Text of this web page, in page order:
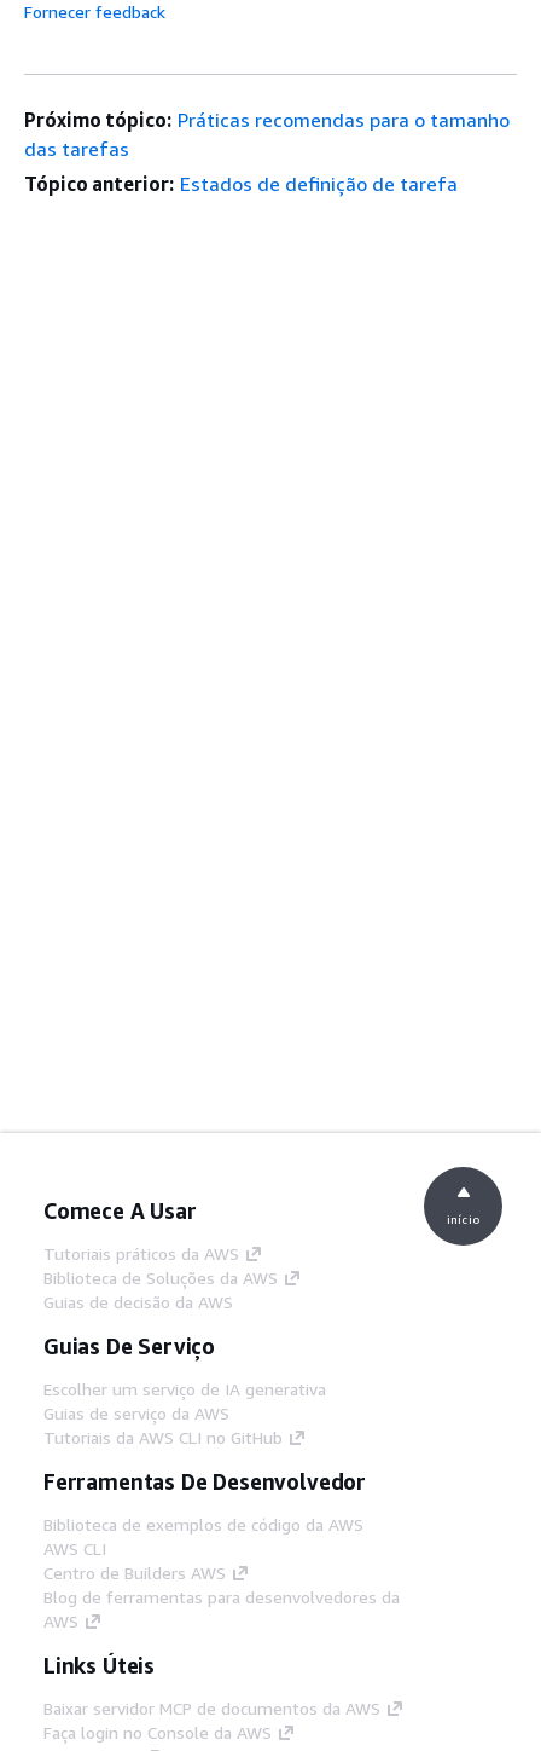
Fornecer feedback
Próximo tópico: Práticas recomendas para o tamanho
das tarefas
Tópico anterior: Estados de definição de tarefa
Comece A Usar
Tutoriais práticos da AWS
Biblioteca de Soluções da AWS
Guias de decisão da AWS
Guias De Serviço
Escolher um serviço de IA generativa
Guias de serviço da AWS
Tutoriais da AWS CLI no GitHub
Ferramentas De Desenvolvedor
Biblioteca de exemplos de código da AWS
AWS CLI
Centro de Builders AWS
Blog de ferramentas para desenvolvedores da
AWS
Links Úteis
Baixar servidor MCP de documentos da AWS
Faça login no Console da AWS
início